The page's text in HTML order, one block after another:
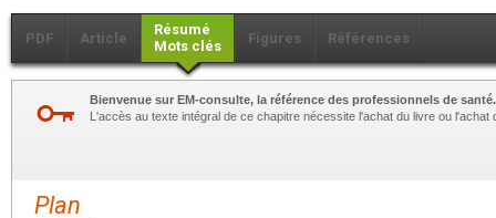
PDF Article
Résumé
Mots clés
Figures Références
Bienvenue sur EM-consulte, la référence des professionnels de santé.
L'accès au texte intégral de ce chapitre nécessite l'achat du livre ou l'achat
Plan